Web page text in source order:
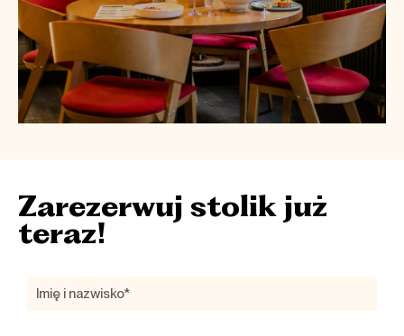
Zarezerwuj stolik już
teraz!